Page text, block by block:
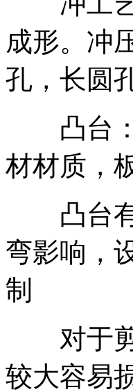
成形。冲
孔，长圆
凸台：
材材质，
凸台有
弯影响，
制
对于剪
较大容易